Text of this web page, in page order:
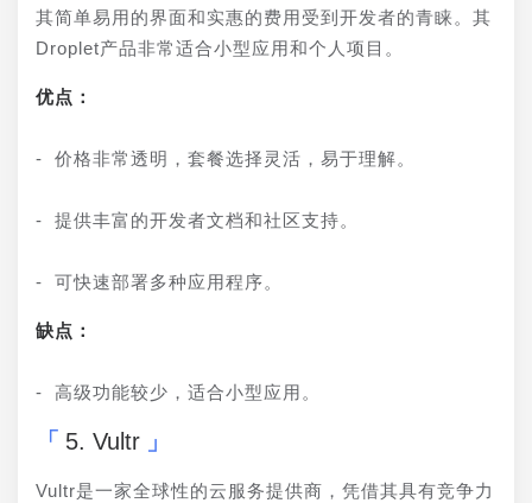
其简单易用的界面和实惠的费用受到开发者的青睐。其
Droplet产品非常适合小型应用和个人项目。
优点：
- 价格非常透明，套餐选择灵活，易于理解。
- 提供丰富的开发者文档和社区支持。
- 可快速部署多种应用程序。
缺点：
- 高级功能较少，适合小型应用。
5. Vultr
Vultr是一家全球性的云服务提供商，凭借其具有竞争力